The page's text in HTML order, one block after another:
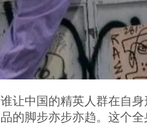
让中国的精英人群在自
的脚步亦步亦趋。这个